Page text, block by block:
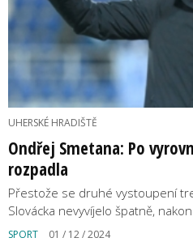
UHERSKÉ HRADIŠTĚ
Ondřej Smetana: Po
rozpadla
Přestože se druhé vystoupení
Slovácka nevyvíjelo špatně,
SPORT 01 / 12 / 2024